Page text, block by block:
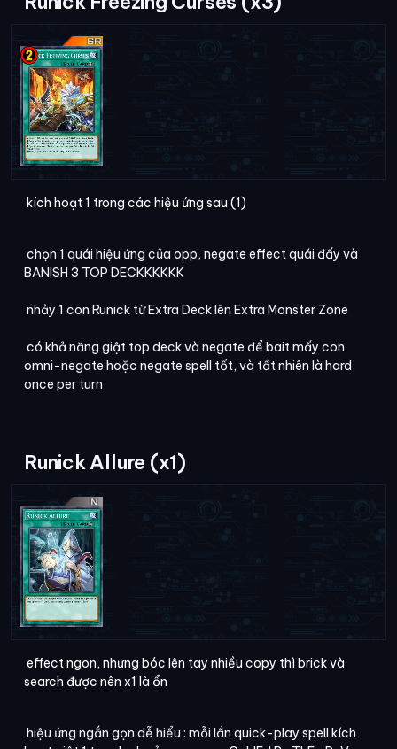
kích hoạt 1 trong các hiệu ứng sau (1)
chọn 1 quái hiệu ứng của opp, negate effect quái đấy và
BANISH 3 TOP DECKKKKKK
nhảy 1 con Runick từ Extra Deck lên Extra Monster Zone
có khả năng giật top deck và negate để bait mấy con
omni-negate hoặc negate spell tốt, và tất nhiên là hard
once per turn
Runick Allure (x1)
effect ngon, nhưng bóc lên tay nhiều copy thì brick và
search được nên x1 là ổn
hiệu ứng ngắn gọn dễ hiểu : mỗi lần quick-play spell kích